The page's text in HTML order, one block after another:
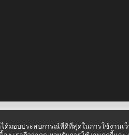
ได้มอบประสบการณ์ที่ดีที่สุดในการใช้งานเ